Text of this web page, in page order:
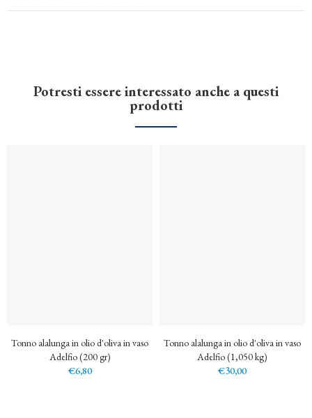
Potresti essere interessato anche a questi
prodotti
Tonno alalunga in olio d'oliva in vaso
Adelfio (200 gr)
€6,80
Tonno alalunga in olio d'oliva in vaso
Adelfio (1,050 kg)
€30,00